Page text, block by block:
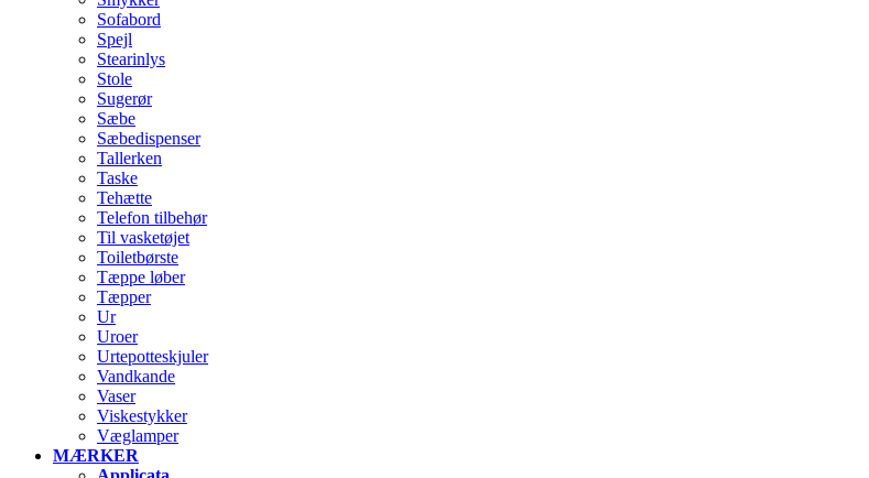
Sofabord
Spejl
Stearinlys
Stole
Sugerør
Sæbe
Sæbedispenser
Tallerken
Taske
Tehætte
Telefon tilbehør
Til vasketøjet
Toiletbørste
Tæppe løber
Tæpper
Ur
Uroer
Urtepotteskjuler
Vandkande
Vaser
Viskestykker
Væglamper
MÆRKER